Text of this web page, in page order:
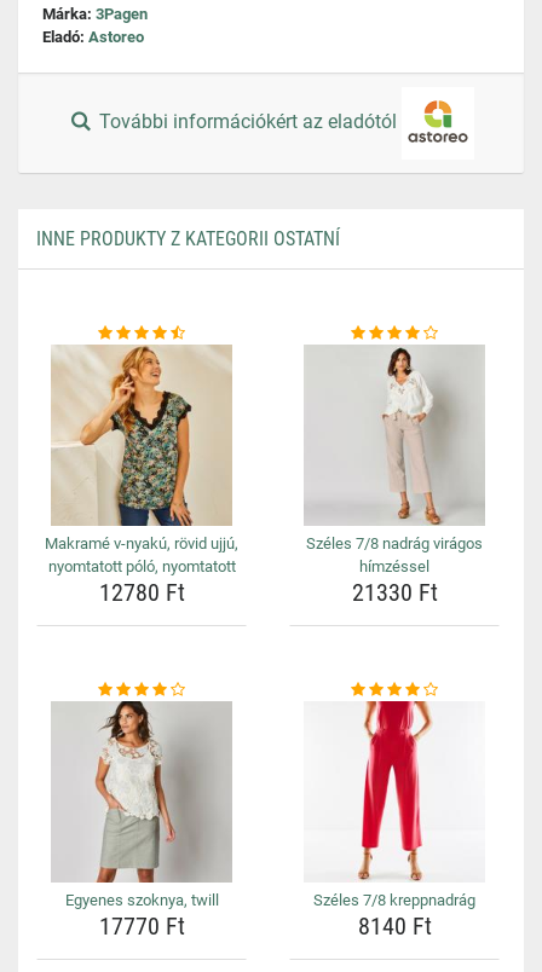
Márka: 3Pagen
Eladó: Astoreo
További információkért az eladótól
INNE PRODUKTY Z KATEGORII OSTATNÍ
Makramé v-nyakú, rövid ujjú,
nyomtatott póló, nyomtatott
12780 Ft
Széles 7/8 nadrág virágos
hímzéssel
21330 Ft
Egyenes szoknya, twill
17770 Ft
Széles 7/8 kreppnadrág
8140 Ft